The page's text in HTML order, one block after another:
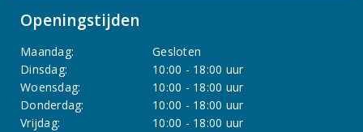
Openingstijden
Maandag:
Gesloten
Dinsdag:
10:00 - 18:00 uur
Woensdag:
10:00 - 18:00 uur
Donderdag:
10:00 - 18:00 uur
Vrijdag:
10:00 - 18:00 uur